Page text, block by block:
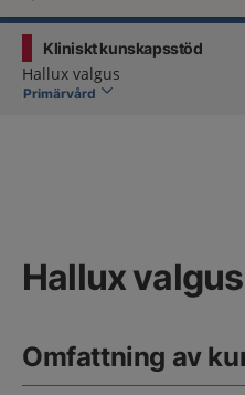
Kliniskt kunskapsstöd
Hallux valgus
Primärvård
Hallux valgus
Omfattning av